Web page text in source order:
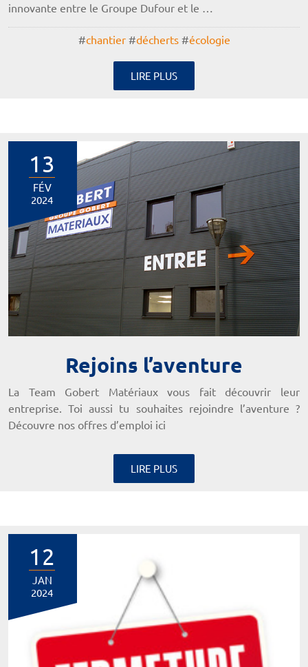
innovante entre le Groupe Dufour et le …
#chantier#décherts#écologie
LIRE PLUS
13
FÉV
2024
Rejoins l’aventure
La Team Gobert Matériaux vous fait découvrir leur
entreprise. Toi aussi tu souhaites rejoindre l’aventure ?
Découvre nos offres d’emploi ici
LIRE PLUS
12
JAN
2024